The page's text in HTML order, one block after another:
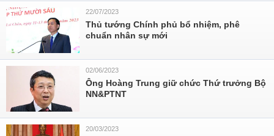
22/07/2023
Thủ tướng Chính phủ bổ nhiệm, phê
chuẩn nhân sự mới
02/06/2023
Ông Hoàng Trung giữ chức Thứ trưởng Bộ
NN&PTNT
20/03/2023